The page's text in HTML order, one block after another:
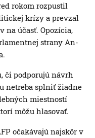
rokom rozpustil
krízy a prevzal
na účasť. Opozícia,
strany An-
či podporujú návrh
netreba splniť žiadne
miestností
môžu hlasovať.
očakávajú najskôr v